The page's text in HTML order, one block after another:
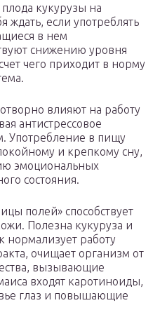
кукурузы на
ждать, если употреблять
в нем
снижению уровня
чего приходит в норму
влияют на работу
антистрессовое
Употребление в пищу
и крепкому сну,
эмоциональных
состояния.
полей» способствует
Полезна кукуруза и
нормализует работу
очищает организм от
вызывающие
входят каротиноиды,
глаз и повышающие